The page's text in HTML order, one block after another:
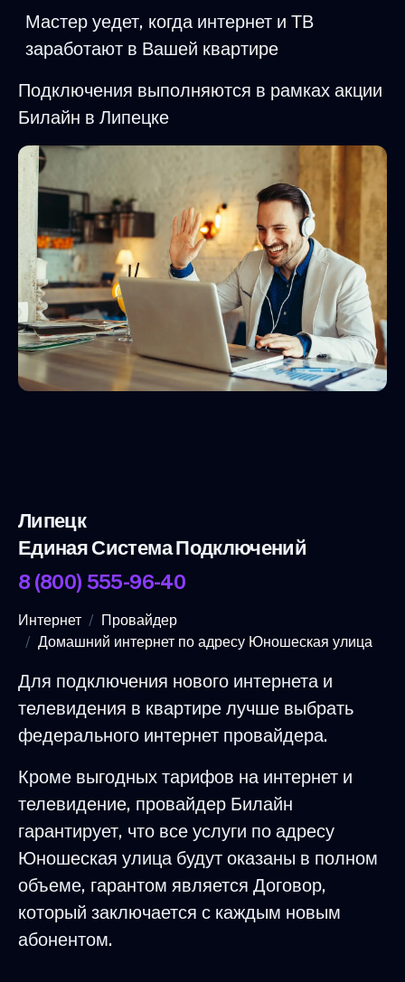
Мастер уедет, когда интернет и ТВ
заработают в Вашей квартире
Подключения выполняются в рамках акции
Билайн в Липецке
Липецк
Единая Система Подключений
8 (800) 555-96-40
Интернет
Провайдер
Домашний интернет по адресу Юношеская улица
Для подключения нового интернета и
телевидения в квартире лучше выбрать
федерального интернет провайдера.
Кроме выгодных тарифов на интернет и
телевидение, провайдер Билайн
гарантирует, что все услуги по адресу
Юношеская улица будут оказаны в полном
объеме, гарантом является Договор,
который заключается с каждым новым
абонентом.